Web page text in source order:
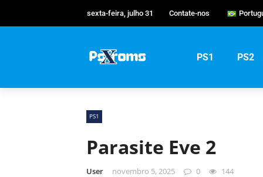
sexta-feira, julho 31 Contate-nos
PS1 PS2
PS1
Parasite Eve 2
User novembro 5, 2025 0 144